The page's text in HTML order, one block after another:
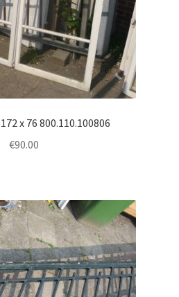
x 76 800.110.100806
€90.00